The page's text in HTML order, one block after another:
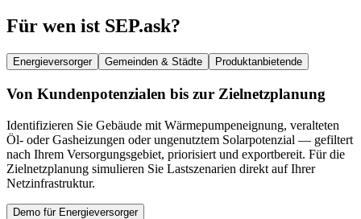
Für wen ist SEP.ask?
Energieversorger Gemeinden & Städte Produktanbietende
Von Kundenpotenzialen bis zur Zielnetzplanung
Identifizieren Sie Gebäude mit Wärmepumpeneignung, veralteten
Öl- oder Gasheizungen oder ungenutztem Solarpotenzial — gefiltert
nach Ihrem Versorgungsgebiet, priorisiert und exportbereit. Für die
Zielnetzplanung simulieren Sie Lastszenarien direkt auf Ihrer
Netzinfrastruktur.
Demo für Energieversorger